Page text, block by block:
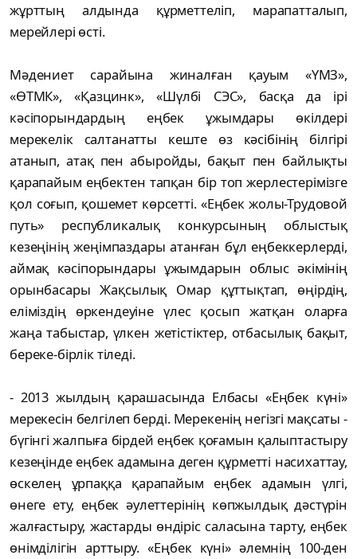
жұрттың алдында құрметтеліп, марапатталып,
мерейлері өсті.
Мәдениет сарайына жиналған қауым «ҮМЗ»,
«ӨТМК», «Қазцинк», «Шүлбі СЭС», басқа да ірі
кәсіпорындардың еңбек ұжымдары өкілдері
мерекелік салтанатты кеште өз кәсібінің білгірі
атанып, атақ пен абыройды, бақыт пен байлықты
қарапайым еңбектен тапқан бір топ жерлестерімізге
қол соғып, қошемет көрсетті. «Еңбек жолы-Трудовой
путь» республикалық конкурсының облыстық
кезеңінің жеңімпаздары атанған бұл еңбеккерлерді,
аймақ кәсіпорындары ұжымдарын облыс әкімінің
орынбасары Жақсылық Омар құттықтап, өңірдің,
еліміздің өркендеуіне үлес қосып жатқан оларға
жаңа табыстар, үлкен жетістіктер, отбасылық бақыт,
береке-бірлік тіледі.
- 2013 жылдың қарашасында Елбасы «Еңбек күні»
мерекесін белгілеп берді. Мерекенің негізгі мақсаты -
бүгінгі жалпыға бірдей еңбек қоғамын қалыптастыру
кезеңінде еңбек адамына деген құрметті насихаттау,
өскелең ұрпаққа қарапайым еңбек адамын үлгі,
өнеге ету, еңбек әулеттерінің көпжылдық дәстүрін
жалғастыру, жастарды өндіріс саласына тарту, еңбек
өнімділігін арттыру. «Еңбек күні» әлемнің 100-ден